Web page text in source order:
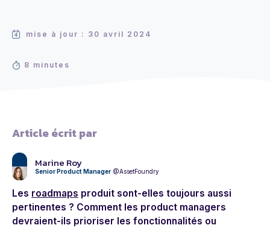
mise à jour : 30 avril 2024
8 minutes
Article écrit par
Marine Roy
Senior Product Manager @AssetFoundry
Les roadmaps produit sont-elles toujours aussi
pertinentes ? Comment les product managers
devraient-ils prioriser les fonctionnalités ou